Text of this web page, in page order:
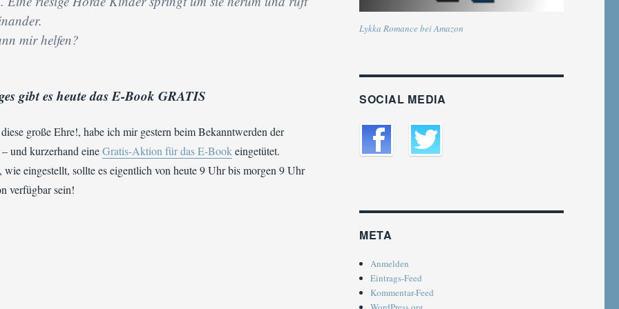
mir helfen?
gibt es heute das E-Book GRATIS
große Ehre!, habe ich mir gestern beim Bekanntwerden der
und kurzerhand eineGratis-Aktion für das E-Bookeingetütet.
wie eingestellt, sollte es eigentlich von heute 9 Uhr bis morgen 9 Uhr
verfügbar sein!
Lykka Romance bei Amazon
SOCIAL MEDIA
META
Anmelden
Eintrags-Feed
Kommentar-Feed